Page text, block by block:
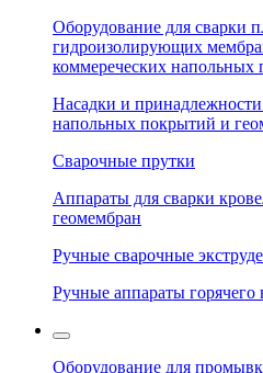
Оборудование для сварки
гидроизолирующих
коммереческих напольных
Насадки и принадлежности
напольных покрытий и
Сварочные прутки
Аппараты для сварки
геомембран
Ручные сварочные
Ручные аппараты
Оборудование для